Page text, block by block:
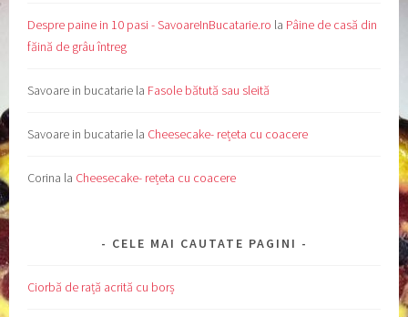
Despre paine in 10 pasi - SavoareInBucatarie.ro la Pâine de casă din
făină de grâu întreg
Savoare in bucatarie la Fasole bătută sau sleită
Savoare in bucatarie la Cheesecake- rețeta cu coacere
Corina la Cheesecake- rețeta cu coacere
CELE MAI CAUTATE PAGINI
Ciorbă de rață acrită cu borș